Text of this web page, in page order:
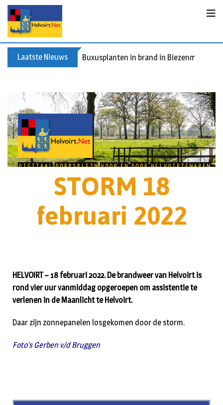
Laatste Nieuws Buxusplanten in brand in Biezenmortel,
STORM 18
februari 2022
HELVOIRT – 18 februari 2022. De brandweer van Helvoirt is
rond vier uur vanmiddag opgeroepen om assistentie te
verlenen in de Maanlicht te Helvoirt.
Daar zijn zonnepanelen losgekomen door de storm.
Foto’s Gerben v/d Bruggen